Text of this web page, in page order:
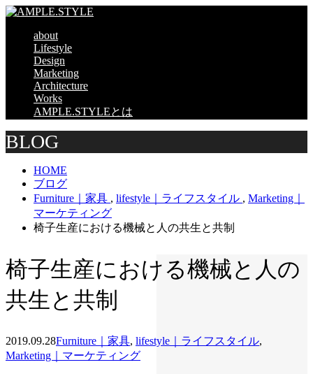
about
Lifestyle
Design
Marketing
Architecture
Works
AMPLE.STYLEとは
BLOG
HOME
ブログ
Furniture｜家具 , lifestyle｜ライフスタイル , Marketing｜
マーケティング
椅子生産における機械と人の共生と共制
椅子生産における機械と人の
共生と共制
2019.09.28Furniture｜家具, lifestyle｜ライフスタイル,
Marketing｜マーケティング